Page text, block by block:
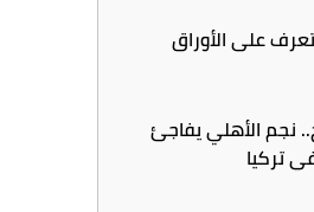
حج القرعة 2027.. تعرف على الأوراق
نجم الأهلي يفاجئ
تركيا